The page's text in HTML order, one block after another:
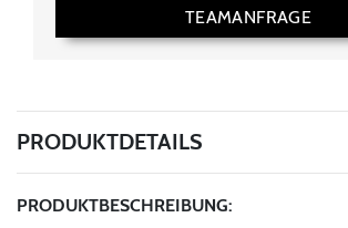
TEAMANFRAGE
PRODUKTDETAILS
PRODUKTBESCHREIBUNG: